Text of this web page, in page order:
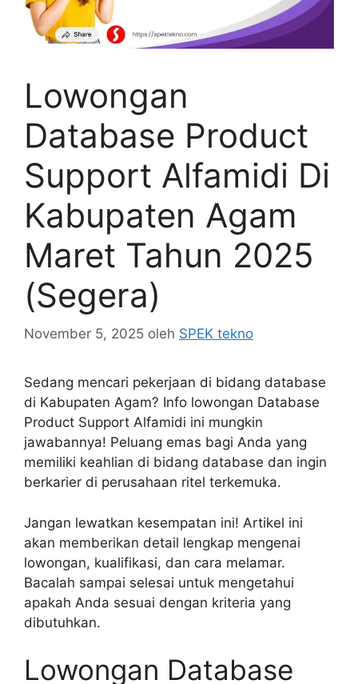
Lowongan
Database Product
Support Alfamidi Di
Kabupaten Agam
Maret Tahun 2025
(Segera)
November 5, 2025 oleh SPEK tekno
Sedang mencari pekerjaan di bidang database
di Kabupaten Agam? Info lowongan Database
Product Support Alfamidi ini mungkin
jawabannya! Peluang emas bagi Anda yang
memiliki keahlian di bidang database dan ingin
berkarier di perusahaan ritel terkemuka.
Jangan lewatkan kesempatan ini! Artikel ini
akan memberikan detail lengkap mengenai
lowongan, kualifikasi, dan cara melamar.
Bacalah sampai selesai untuk mengetahui
apakah Anda sesuai dengan kriteria yang
dibutuhkan.
Lowongan Database